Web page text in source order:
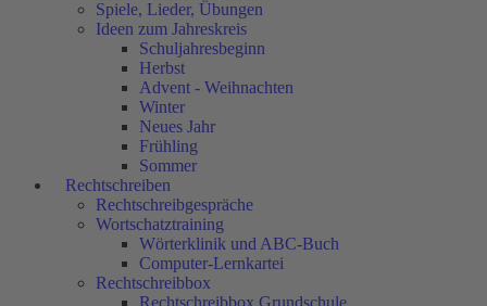
Spiele, Lieder, Übungen
Ideen zum Jahreskreis
Schuljahresbeginn
Herbst
Advent - Weihnachten
Winter
Neues Jahr
Frühling
Sommer
Rechtschreiben
Rechtschreibgespräche
Wortschatztraining
Wörterklinik und ABC-Buch
Computer-Lernkartei
Rechtschreibbox
Rechtschreibbox Grundschule